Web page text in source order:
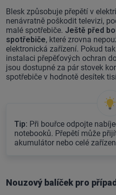
Blesk způsobuje přepětí v
nenávratně poškodit televizi,
malé spotřebiče. Ještě před
spotřebiče, které zrovna
elektronická zařízení. Pokud
instalaci přepěťových ochran
jsou dostupné za pár stovek
spotřebiče v hodnotě desítek
Tip: Při bouřce odpojte
notebooků. Přepětí může
akumulátor nebo celé
Nouzový balíček pro